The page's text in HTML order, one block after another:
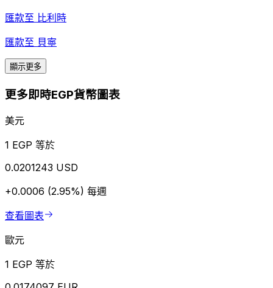
匯款至 比利時
匯款至 貝寧
顯示更多
更多即時EGP貨幣圖表
美元
1 EGP 等於
0.0201243 USD
+0.0006 (2.95%) 每週
查看圖表
歐元
1 EGP 等於